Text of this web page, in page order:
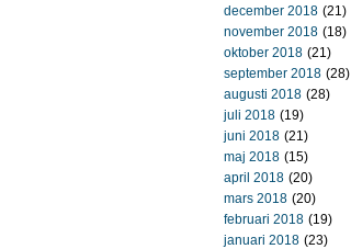
december 2018 (21)
november 2018 (18)
oktober 2018 (21)
september 2018 (28)
augusti 2018 (28)
juli 2018 (19)
juni 2018 (21)
maj 2018 (15)
april 2018 (20)
mars 2018 (20)
februari 2018 (19)
januari 2018 (23)